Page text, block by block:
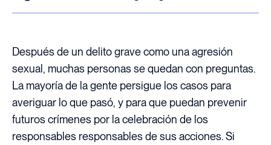
Después de un delito grave como una agresión
sexual, muchas personas se quedan con preguntas.
La mayoría de la gente persigue los casos para
averiguar lo que pasó, y para que puedan prevenir
futuros crímenes por la celebración de los
responsables responsables de sus acciones. Si